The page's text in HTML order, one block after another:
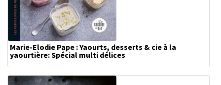
Marie-Elodie Pape : Yaourts, desserts & cie à la
yaourtière: Spécial multi délices